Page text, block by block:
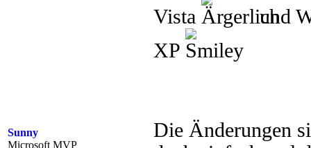
Sunny
Microsoft MVP
Vista
und
XP
Die Änderungen